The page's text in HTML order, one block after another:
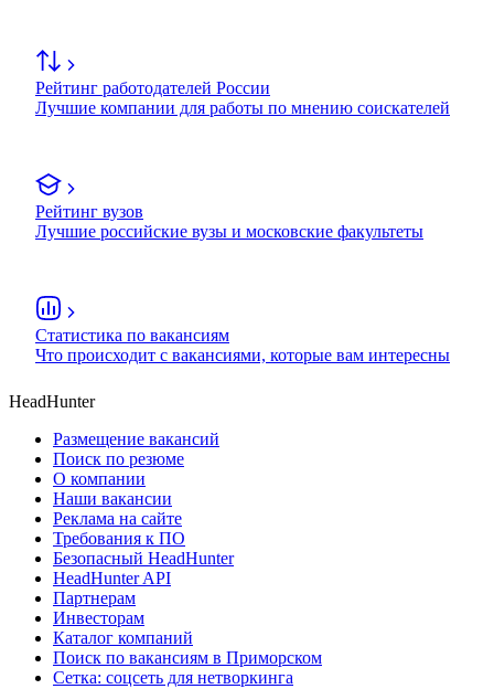
Рейтинг работодателей России
Лучшие компании для работы по мнению соискателей
Рейтинг вузов
Лучшие российские вузы и московские факультеты
Статистика по вакансиям
Что происходит с вакансиями, которые вам интересны
HeadHunter
Размещение вакансий
Поиск по резюме
О компании
Наши вакансии
Реклама на сайте
Требования к ПО
Безопасный HeadHunter
HeadHunter API
Партнерам
Инвесторам
Каталог компаний
Поиск по вакансиям в Приморском
Сетка: соцсеть для нетворкинга